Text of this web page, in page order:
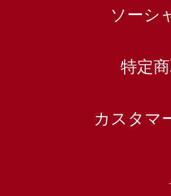
ソーシ
特定
カスタマ